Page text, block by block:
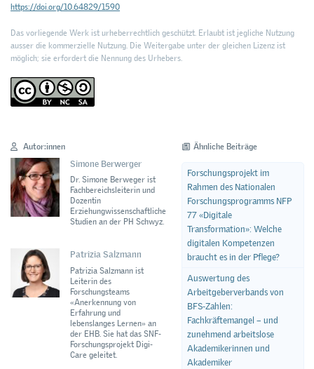
https://doi.org/10.64829/1590
Das vorliegende Werk ist urheberrechtlich geschützt. Erlaubt ist jegliche Nutzung
ausser die kommerzielle Nutzung. Die Weitergabe unter der gleichen Lizenz ist
möglich; sie erfordert die Nennung des Urhebers.
Autor:innen
Simone Berwerger
Dr. Simone Berweger ist
Fachbereichsleiterin und
Dozentin
Erziehungwissenschaftliche
Studien an der PH Schwyz.
Patrizia Salzmann
Patrizia Salzmann ist
Leiterin des
Forschungsteams
«Anerkennung von
Erfahrung und
lebenslanges Lernen» an
der EHB. Sie hat das SNF-
Forschungsprojekt Digi-
Care geleitet.
Ähnliche Beiträge
Forschungsprojekt im
Rahmen des Nationalen
Forschungsprogramms NFP
77 «Digitale
Transformation»: Welche
digitalen Kompetenzen
braucht es in der Pflege?
Auswertung des
Arbeitgeberverbands von
BFS-Zahlen:
Fachkräftemangel – und
zunehmend arbeitslose
Akademikerinnen und
Akademiker